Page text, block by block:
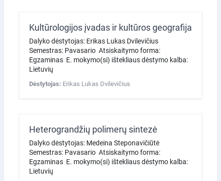
Kultūrologijos įvadas ir kultūros geografija
Dalyko dėstytojas: Erikas Lukas Dvilevičius
Semestras: Pavasario Atsiskaitymo forma:
Egzaminas E. mokymo(si) ištekliaus dėstymo kalba:
Lietuvių
Dėstytojas: Erikas Lukas Dvilevičius
Heterograndžių polimerų sintezė
Dalyko dėstytojas: Medeina Steponavičiūtė
Semestras: Pavasario Atsiskaitymo forma:
Egzaminas E. mokymo(si) ištekliaus dėstymo kalba:
Lietuvių